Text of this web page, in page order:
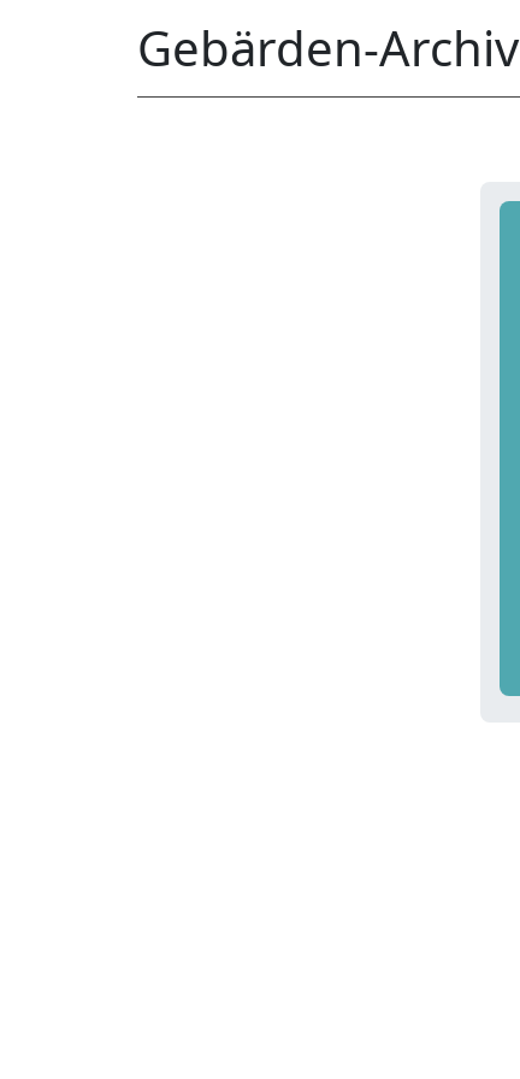
Gebärden-Archiv